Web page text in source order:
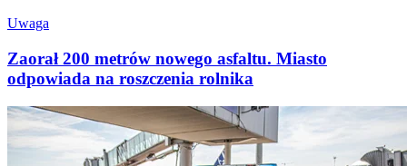
Uwaga
Zaorał 200 metrów nowego asfaltu. Miasto
odpowiada na roszczenia rolnika